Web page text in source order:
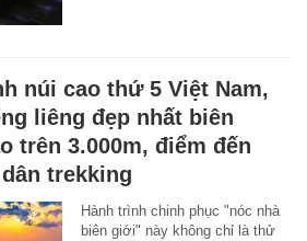
núi cao thứ 5 Việt Nam,
liêng đẹp nhất biên
trên 3.000m, điểm đến
trekking
Hành trình chinh phục "nóc nhà
biên giới" này không chỉ là thử